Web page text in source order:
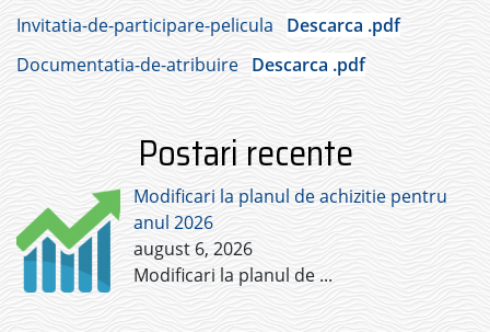
Invitatia-de-participare-pelicula
Descarca .pdf
Documentatia-de-atribuire Descarca .pdf
Postari recente
Modificari la planul de achizitie pentru
anul 2026
august 6, 2026
Modificari la planul de ...